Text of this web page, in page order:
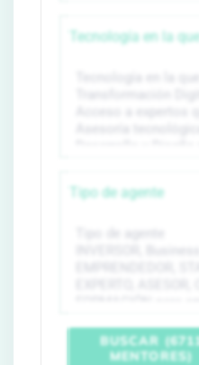
Tecnología en la
Tipo de agente
BUSCAR
MENTORES)